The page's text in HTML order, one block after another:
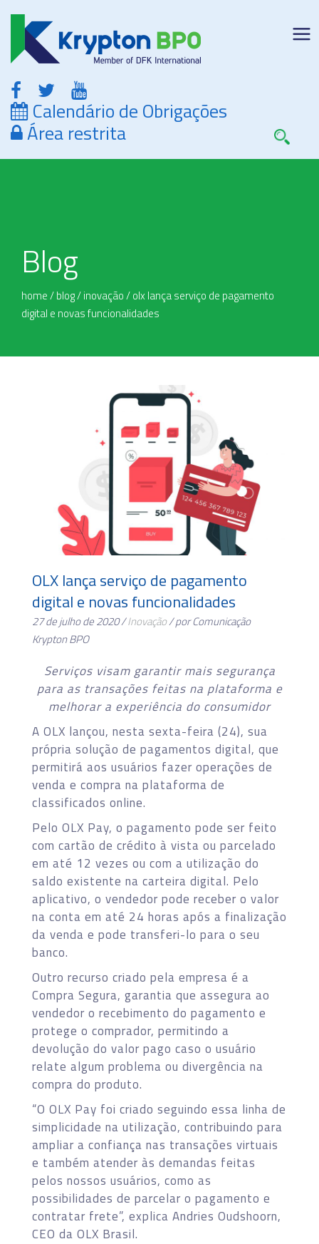
Calendário de Obrigações
Área restrita
Blog
home/blog/inovação/olx lança serviço de pagamento
digital e novas funcionalidades
OLX lança serviço de pagamento
digital e novas funcionalidades
27 de julho de 2020 /Inovação/ por Comunicação
Krypton BPO
Serviços visam garantir mais segurança
para as transações feitas na plataforma e
melhorar a experiência do consumidor
A OLX lançou, nesta sexta-feira (24), sua
própria solução de pagamentos digital, que
permitirá aos usuários fazer operações de
venda e compra na plataforma de
classificados online.
Pelo OLX Pay, o pagamento pode ser feito
com cartão de crédito à vista ou parcelado
em até 12 vezes ou com a utilização do
saldo existente na carteira digital. Pelo
aplicativo, o vendedor pode receber o valor
na conta em até 24 horas após a finalização
da venda e pode transferi-lo para o seu
banco.
Outro recurso criado pela empresa é a
Compra Segura, garantia que assegura ao
vendedor o recebimento do pagamento e
protege o comprador, permitindo a
devolução do valor pago caso o usuário
relate algum problema ou divergência na
compra do produto.
“O OLX Pay foi criado seguindo essa linha de
simplicidade na utilização, contribuindo para
ampliar a confiança nas transações virtuais
e também atender às demandas feitas
pelos nossos usuários, como as
possibilidades de parcelar o pagamento e
contratar frete”, explica Andries Oudshoorn,
CEO da OLX Brasil.